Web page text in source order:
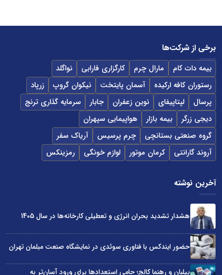
برخی از شرکت‌ها
بیمه دات کام مارال چرم کارگزاری فارابی
نواگلد
رستوران کافه ارکیده
آسمان پایتخت نیکوان گروپ
زرپاد
پرسال
لپتاپیفای نوین زعفران جابار
سرمایه گذاری ترنج
دیجی زرگر
بیمه بازار
هواپیمایی سپهران
گروه صنعتی بستانچی
چرم پرسیس
آریاک سفر
آروند گارانتی
کرمان موتور لوازم خونگی رمزینکس
آخرین نوشته
هشدار تشدید بحران انرژی و تعطیلی کارخانه‌ها در سال 1405
حضور ایندکس با فناوری سوئدی در نمایشگاه صنعت مبلمان تهران
پیلبان و رهنما کالج؛ حامی استعدادها برای ورود آسان‌تر به